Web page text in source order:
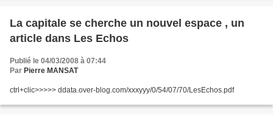
La capitale se cherche un nouvel espace , un
article dans Les Echos
Publié le 04/03/2008 à 07:44
Par Pierre MANSAT
ctrl+clic>>>>> ddata.over-blog.com/xxxyyy/0/54/07/70/LesEchos.pdf